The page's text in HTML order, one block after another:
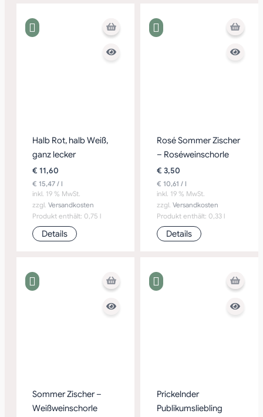
Halb Rot, halb Weiß,
ganz lecker
€ 11,60
€ 15,47 /l
inkl. 19 % MwSt.
zzgl.Versandkosten
Produkt enthält: 0,75 l
Details
Rosé Sommer Zischer
– Roséweinschorle
€ 3,50
€ 10,61 / l
inkl. 19 % MwSt.
zzgl. Versandkosten
Produkt enthält: 0,33 l
Details
Sommer Zischer –
Weißweinschorle
Prickelnder
Publikumsliebling